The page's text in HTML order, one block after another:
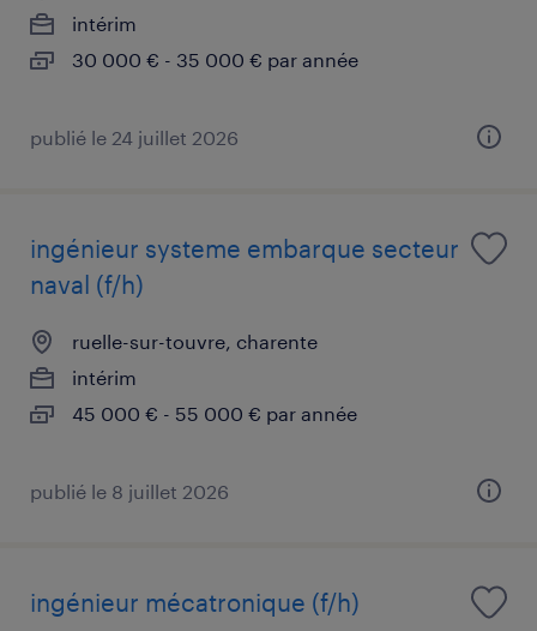
intérim
30 000 € - 35 000 € par année
publié le 24 juillet 2026
ingénieur systeme embarque secteur
naval (f/h)
ruelle-sur-touvre, charente
intérim
45 000 € - 55 000 € par année
publié le 8 juillet 2026
ingénieur mécatronique (f/h)